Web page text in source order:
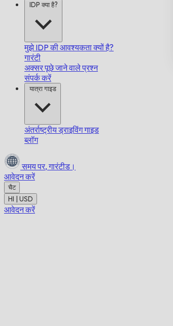
IDP क्या है?
मुझे IDP की आवश्यकता क्यों है?
गारंटी
अक्सर पूछे जाने वाले प्रश्न
संपर्क करें
यात्रा गाइड
अंतर्राष्ट्रीय ड्राइविंग गाइड
ब्लॉग
समय पर, गारंटीड।
आवेदन करें
चैट
HI | USD
आवेदन करें